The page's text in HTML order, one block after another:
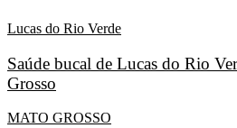
Lucas do Rio Verde
Saúde bucal de Lucas do Rio
Grosso
MATO GROSSO